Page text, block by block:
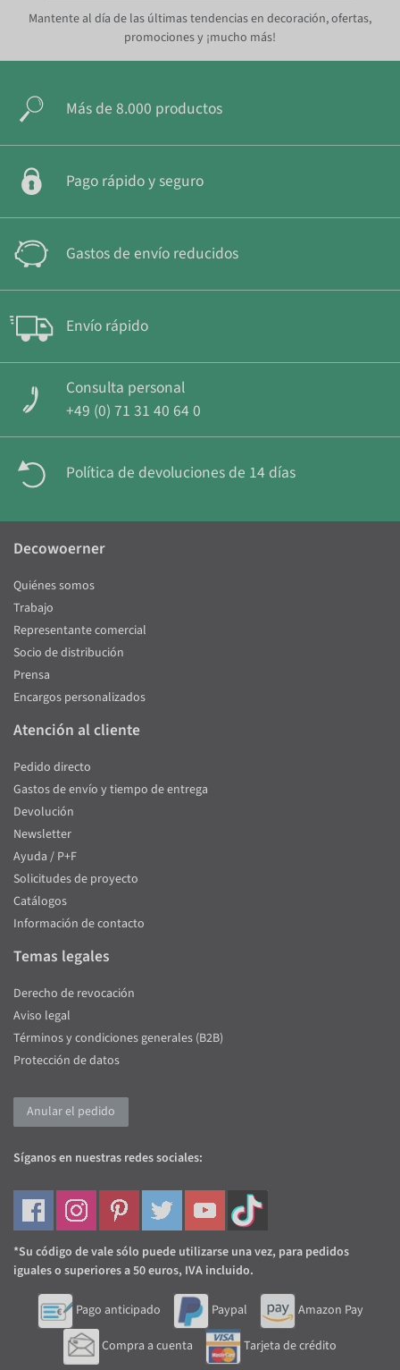
Mantente al día de las últimas tendencias en decoración, ofertas,
promociones y ¡mucho más!
Más de 8.000 productos
Pago rápido y seguro
Gastos de envío reducidos
Envío rápido
Consulta personal
+49 (0) 71 31 40 64 0
Política de devoluciones de 14 días
Decowoerner
Quiénes somos
Trabajo
Representante comercial
Socio de distribución
Prensa
Encargos personalizados
Atención al cliente
Pedido directo
Gastos de envío y tiempo de entrega
Devolución
Newsletter
Ayuda / P+F
Solicitudes de proyecto
Catálogos
Información de contacto
Temas legales
Derecho de revocación
Aviso legal
Términos y condiciones generales (B2B)
Protección de datos
Anular el pedido
Síganos en nuestras redes sociales:
*Su código de vale sólo puede utilizarse una vez, para pedidos
iguales o superiores a 50 euros, IVA incluido.
Pago anticipado Paypal
Amazon Pay
Compra a cuenta
Tarjeta de crédito